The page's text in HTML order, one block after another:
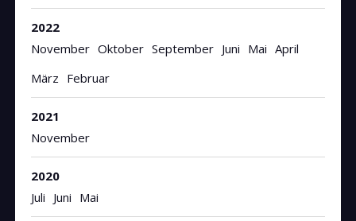
2022
November Oktober September Juni Mai April
März Februar
2021
November
2020
Juli Juni Mai